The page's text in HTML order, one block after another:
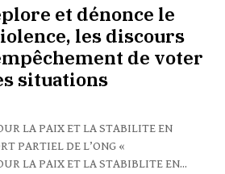
et dénonce le
les discours
de voter
situations
LA PAIX ET LA STABILITE EN
PARTIEL DE L’ONG «
LA PAIX ET LA STABIBLITE EN...